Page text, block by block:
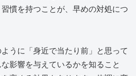
慣を持つことが、早めの対処につ
うに「身近で当たり前」と思って
影響を与えているかを知ること